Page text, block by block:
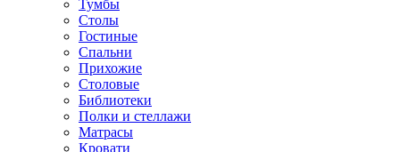
Тумбы
Столы
Гостиные
Спальни
Прихожие
Столовые
Библиотеки
Полки и стеллажи
Матрасы
Кровати